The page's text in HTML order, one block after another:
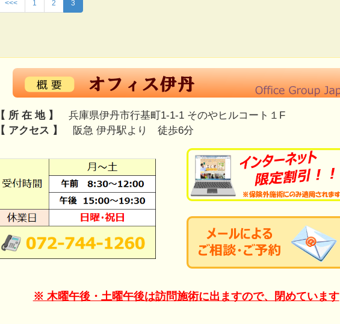
<<< 1 2 3
【 所 在 地 】
兵庫県伊丹市行基町1-1-1 そのやヒルコート１F
【 アクセス 】
阪急 伊丹駅より 徒歩6分
※ 木曜午後・土曜午後は訪問施術に出ますので、閉めています